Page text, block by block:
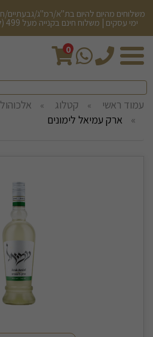
ימי עסקים | משלוח חינם בקנייה מעל 499 (לא כולל בירות, שתיה קלה ועוד)
0
חיפש
בחנות...
עמוד ראשי קטלוג אלכוהול
ארק עמיאל לימונים